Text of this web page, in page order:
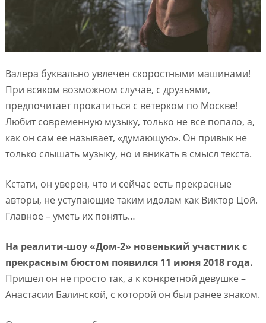
Валера буквально увлечен скоростными машинами!
При всяком возможном случае, с друзьями,
предпочитает прокатиться с ветерком по Москве!
Любит современную музыку, только не все попало, а,
как он сам ее называет, «думающую». Он привык не
только слышать музыку, но и вникать в смысл текста.
Кстати, он уверен, что и сейчас есть прекрасные
авторы, не уступающие таким идолам как Виктор Цой.
Главное – уметь их понять…
На реалити-шоу «Дом-2» новенький участник с
прекрасным бюстом появился 11 июня 2018 года.
Пришел он не просто так, а к конкретной девушке –
Анастасии Балинской, с которой он был ранее знаком.